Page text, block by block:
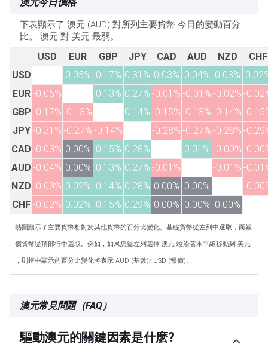
澳元今日價格
下表顯示了 澳元 (AUD) 對所列主要貨幣 今日的變動百分
比。 澳元 對 美元 最弱。
USD EUR GBP JPY CAD AUD NZD
CHF
USD
0.05% 0.17% 0.31% 0.03% 0.04% 0.03%
EUR -0.05% 0.13% 0.27% -0.01% -0.01% -0.02% -
GBP -0.17% -0.13% 0.14% -0.15% -0.13% -0.14% -
JPY -0.31% -0.27% -0.14% -0.28% -0.27% -0.28% -
CAD -0.03% 0.00% 0.15% 0.28% 0.01% -0.00% -
AUD -0.04% 0.00% 0.13% 0.27% -0.01% -0.01% -
NZD -0.03% 0.02% 0.14% 0.28% 0.00% 0.00%
-
CHF -0.02% 0.02% 0.15% 0.29% 0.00% 0.00% 0.00%
熱圖顯示了主要貨幣相對於其他貨幣的百分比變化。基礎貨幣從左列中選取，而報
價貨幣從頂部行中選取。例如，如果您從左列選擇 澳元 竝沿著水平線移動到 美元
，則框中顯示的百分比變化將表示 AUD (基數)/ USD (報價)。
澳元常見問題（FAQ）
驅動澳元的關鍵因素是什麽?